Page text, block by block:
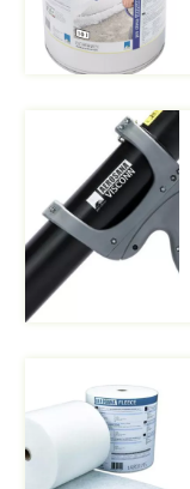
Afbeelding